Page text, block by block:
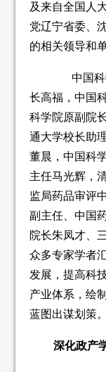
及来自全国人
党辽宁省委、
的相关领导和
中国科
长高福，中国
科学院原副院
通大学校长助
董晨，中国科
主任马光辉，
监局药品审评
副主任、中国
院长朱凤才、
众多专家学者
发展，提高科
产业体系，绘
蓝图出谋划策。
深化政产